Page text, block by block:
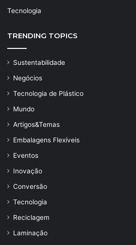
Tecnologia
TRENDING TOPICS
Sustentabilidade
Negócios
Tecnologia de Plástico
Mundo
Artigos&Temas
Embalagens Flexíveis
Eventos
Inovação
Conversão
Tecnologia
Reciclagem
Laminação